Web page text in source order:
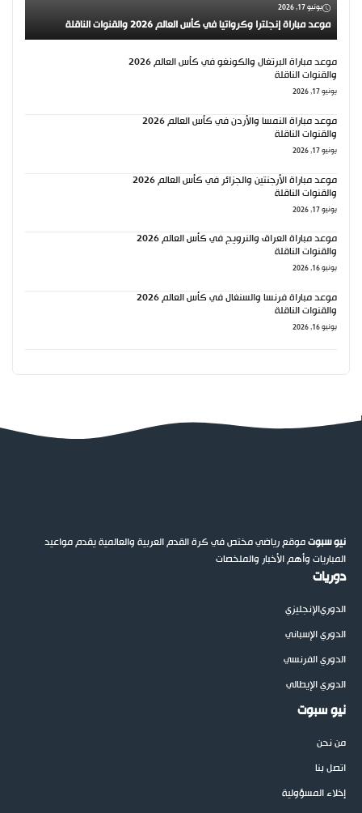
يونيو 17, 2026
موعد مباراة إنجلترا وكرواتيا في كأس العالم 2026 والقنوات الناقلة
موعد مباراة البرتغال والكونغو في كأس العالم 2026
والقنوات الناقلة
يونيو 17, 2026
موعد مباراة النمسا والأردن في كأس العالم 2026
والقنوات الناقلة
يونيو 17, 2026
موعد مباراة الأرجنتين والجزائر في كأس العالم 2026
والقنوات الناقلة
يونيو 17, 2026
موعد مباراة العراق والنرويج في كأس العالم 2026
والقنوات الناقلة
يونيو 16, 2026
موعد مباراة فرنسا والسنغال في كأس العالم 2026
والقنوات الناقلة
يونيو 16, 2026
نيو سبوتموقع رياضي مختص في كرة القدم العربية والعالمية يقدم مواعيد
المباريات وأهم الأخبار والملخصات
دوريات
الدوريالإنجليزي
الدوري الإسباني
الدوري الفرنسي
الدوري الإيطالي
نيو سبوت
من نحن
اتصل بنا
إخلاء المسؤولية